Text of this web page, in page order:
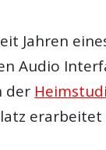
Jahren
Audio
der